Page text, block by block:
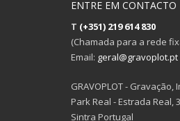
ENTRE EM CONTACTO
T (+351) 219 614 830
(Chamada para a rede
Email: geral@gravoplot.pt
GRAVOPLOT -
Park Real - Estrada Real,
Sintra Portugal